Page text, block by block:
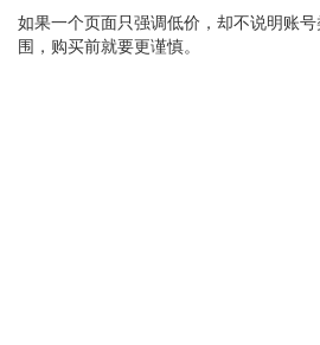
如果一个页面只强调低价，却不说明账
围，购买前就要更谨慎。